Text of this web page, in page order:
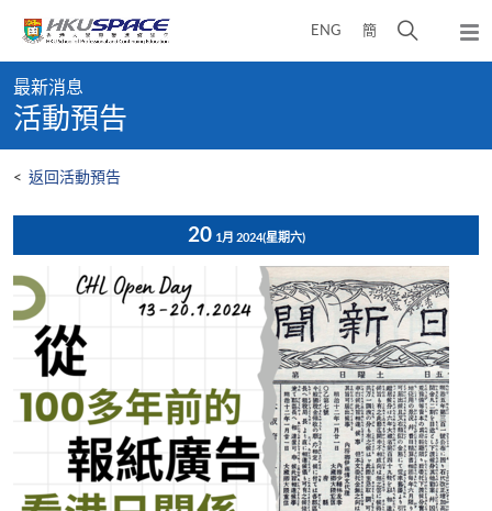
content
ENG 簡
開
彈
出
content
start
最新消息
活動預告
< 返回活動預告
20 1月 2024(星期六)